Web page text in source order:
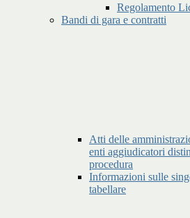
Regolamento
Bandi di gara e contratti
Atti delle
enti aggiudicatori
procedura
Informazioni sulle
tabellare